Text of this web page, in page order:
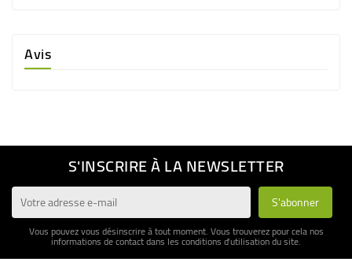
Avis
S'INSCRIRE À LA NEWSLETTER
Vous pouvez vous désinscrire à tout moment. Vous trouverez pour cela nos
informations de contact dans les conditions d'utilisation du site.